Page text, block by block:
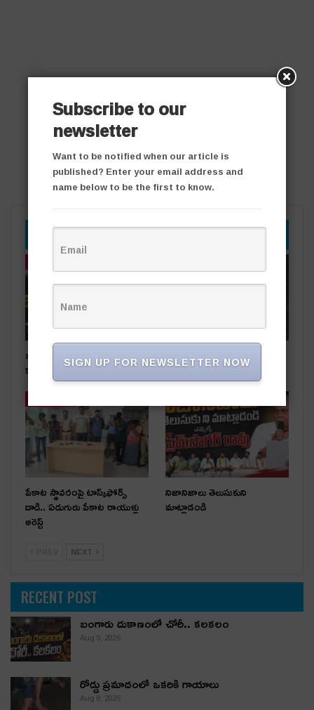
YOU MIGHT ALSO LIKE
బంగారు దుకాణంలో చోరీ..
కలకలం
రోడ్డు ప్రమాదంలో ఒకరికి గాయాలు
పేకాట స్థావరంపై టాస్క్‌ఫోర్స్
దాడి.. ఏడుగురు పేకాట రాయుళ్లు
అరెస్ట్
నిజానిజాలు తెలుసుకుని
మాట్లాడండి
NEXT
RECENT POST
బంగారు దుకాణంలో చోరీ.. కలకలం
Aug 9, 2026
రోడ్డు ప్రమాదంలో ఒకరికి గాయాలు
Aug 8, 2026
Subscribe to our
newsletter
Want to be notified when our article is
published? Enter your email address and
name below to be the first to know.
SIGN UP FOR NEWSLETTER NOW